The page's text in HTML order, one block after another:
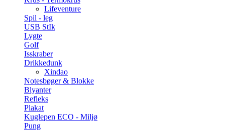
Lifeventure
Spil - leg
USB StIk
Lygte
Golf
Isskraber
Drikkedunk
Xindao
Notesbøger & Blokke
Blyanter
Refleks
Plakat
Kuglepen ECO - Miljø
Pung